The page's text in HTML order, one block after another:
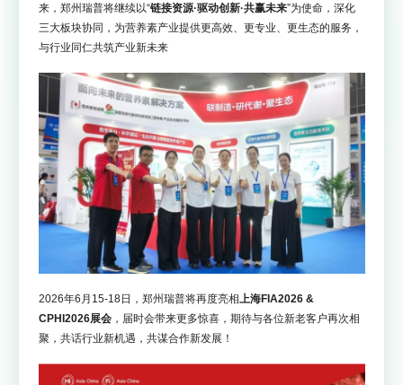
来，郑州瑞普将继续以“链接资源·驱动创新·共赢未来”为使命，深化
三大板块协同，为营养素产业提供更高效、更专业、更生态的服务，
与行业同仁共筑产业新未来
2026年6月15-18日，郑州瑞普将再度亮相 上海FIA2026 &
CPHI2026展会，届时会带来更多惊喜，期待与各位新老客户再次相
聚，共话行业新机遇，共谋合作新发展！